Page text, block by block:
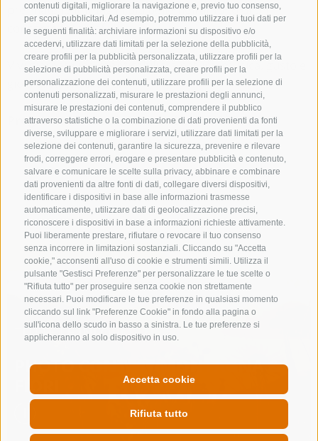
contenuti digitali, migliorare la navigazione e, previo tuo consenso,
per scopi pubblicitari. Ad esempio, potremmo utilizzare i tuoi dati per
le seguenti finalità: archiviare informazioni su dispositivo e/o
accedervi, utilizzare dati limitati per la selezione della pubblicità,
creare profili per la pubblicità personalizzata, utilizzare profili per la
selezione di pubblicità personalizzata, creare profili per la
personalizzazione dei contenuti, utilizzare profili per la selezione di
contenuti personalizzati, misurare le prestazioni degli annunci,
misurare le prestazioni dei contenuti, comprendere il pubblico
attraverso statistiche o la combinazione di dati provenienti da fonti
diverse, sviluppare e migliorare i servizi, utilizzare dati limitati per la
selezione dei contenuti, garantire la sicurezza, prevenire e rilevare
frodi, correggere errori, erogare e presentare pubblicità e contenuto,
salvare e comunicare le scelte sulla privacy, abbinare e combinare
dati provenienti da altre fonti di dati, collegare diversi dispositivi,
identificare i dispositivi in base alle informazioni trasmesse
automaticamente, utilizzare dati di geolocalizzazione precisi,
riconoscere i dispositivi in base a informazioni richieste attivamente.
Puoi liberamente prestare, rifiutare o revocare il tuo consenso
senza incorrere in limitazioni sostanziali. Cliccando su "Accetta
cookie," acconsenti all'uso di cookie e strumenti simili. Utilizza il
pulsante "Gestisci Preferenze" per personalizzare le tue scelte o
"Rifiuta tutto" per proseguire senza cookie non strettamente
necessari. Puoi modificare le tue preferenze in qualsiasi momento
cliccando sul link "Preferenze Cookie" in fondo alla pagina o
sull'icona dello scudo in basso a sinistra. Le tue preferenze si
applicheranno al solo dispositivo in uso.
Accetta cookie
Rifiuta tutto
premiate le immagini più belle nell’ambito di un
concorso fotografico.
Vivi giornate indimenticabili tra natura, musica, gusto e
gioia di vivere alpina!
Programma – Settimane delle erbe 2026
leggi tutto
TUTTE LE INFORMAZIONI
PHOTO CONTEST MONTAGNA &
FIORI